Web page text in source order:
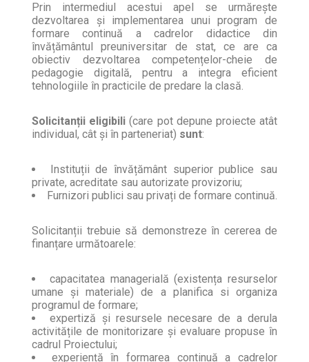
Prin intermediul acestui apel se urmărește
dezvoltarea și implementarea unui program de
formare continuă a cadrelor didactice din
învățământul preuniversitar de stat, ce are ca
obiectiv dezvoltarea competențelor-cheie de
pedagogie digitală, pentru a integra eficient
tehnologiile în practicile de predare la clasă.
Solicitanții eligibili(care pot depune proiecte atât
individual, cât și în parteneriat) sunt:
Instituții de învățământ superior publice sau
private, acreditate sau autorizate provizoriu;
Furnizori publici sau privați de formare continuă.
Solicitanții trebuie să demonstreze în cererea de
finanțare următoarele:
capacitatea managerială (existența resurselor
umane și materiale) de a planifica si organiza
programul de formare;
expertiză și resursele necesare de a derula
activitățile de monitorizare și evaluare propuse în
cadrul Proiectului;
experiență în formarea continuă a cadrelor